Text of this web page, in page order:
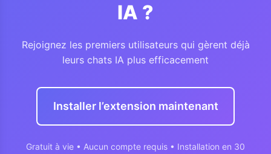
IA ?
Rejoignez les premiers utilisateurs qui gèrent déjà
leurs chats IA plus efficacement
Installer l’extension maintenant
Gratuit à vie • Aucun compte requis • Installation en 30